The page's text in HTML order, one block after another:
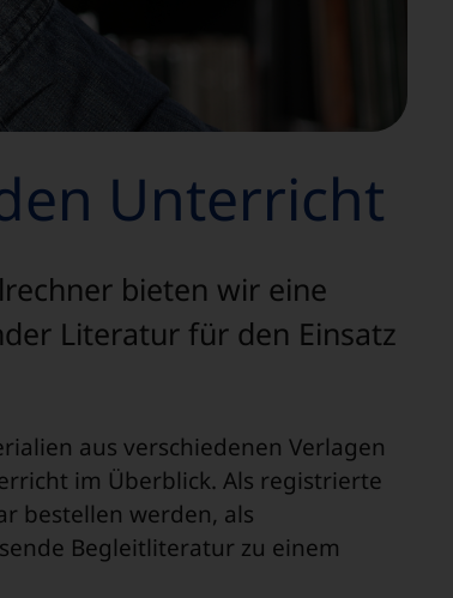
Unterricht
bieten wir eine
Literatur für den Einsatz
aus verschiedenen Verlagen
im Überblick. Als registrierte
bestellen werden, als
Begleitliteratur zu einem